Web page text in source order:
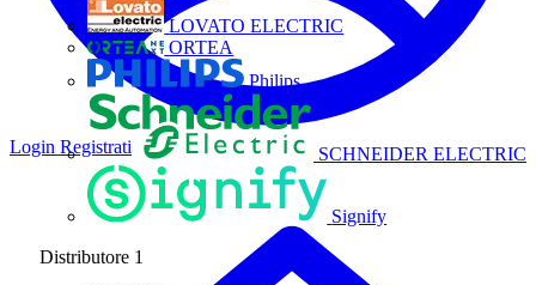
LOVATO ELECTRIC
ORTEA
Philips
SCHNEIDER ELECTRIC
Signify
Distributore 1
Login Registrati